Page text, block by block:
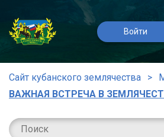
Войти
Сайт кубанского землячества
ВАЖНАЯ ВСТРЕЧА В